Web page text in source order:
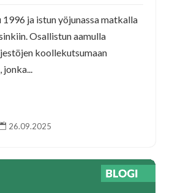
1996 ja istun yöjunassa matkalla
Osallistun aamulla
koollekutsumaan
jonka...
26.09.2025